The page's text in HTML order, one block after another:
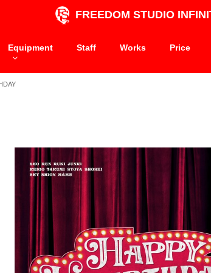
FREEDOM STUDIO
Equipment Staff Works Price